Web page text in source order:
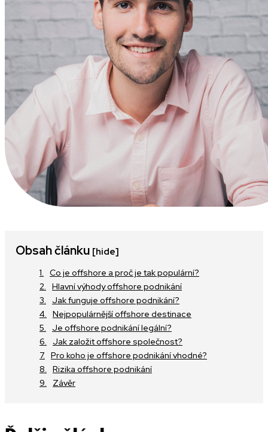
Obsah článku [hide]
Co je offshore a proč je tak populární?
Hlavní výhody offshore podnikání
Jak funguje offshore podnikání?
Nejpopulárnější offshore destinace
Je offshore podnikání legální?
Jak založit offshore společnost?
Pro koho je offshore podnikání vhodné?
Rizika offshore podnikání
Závěr